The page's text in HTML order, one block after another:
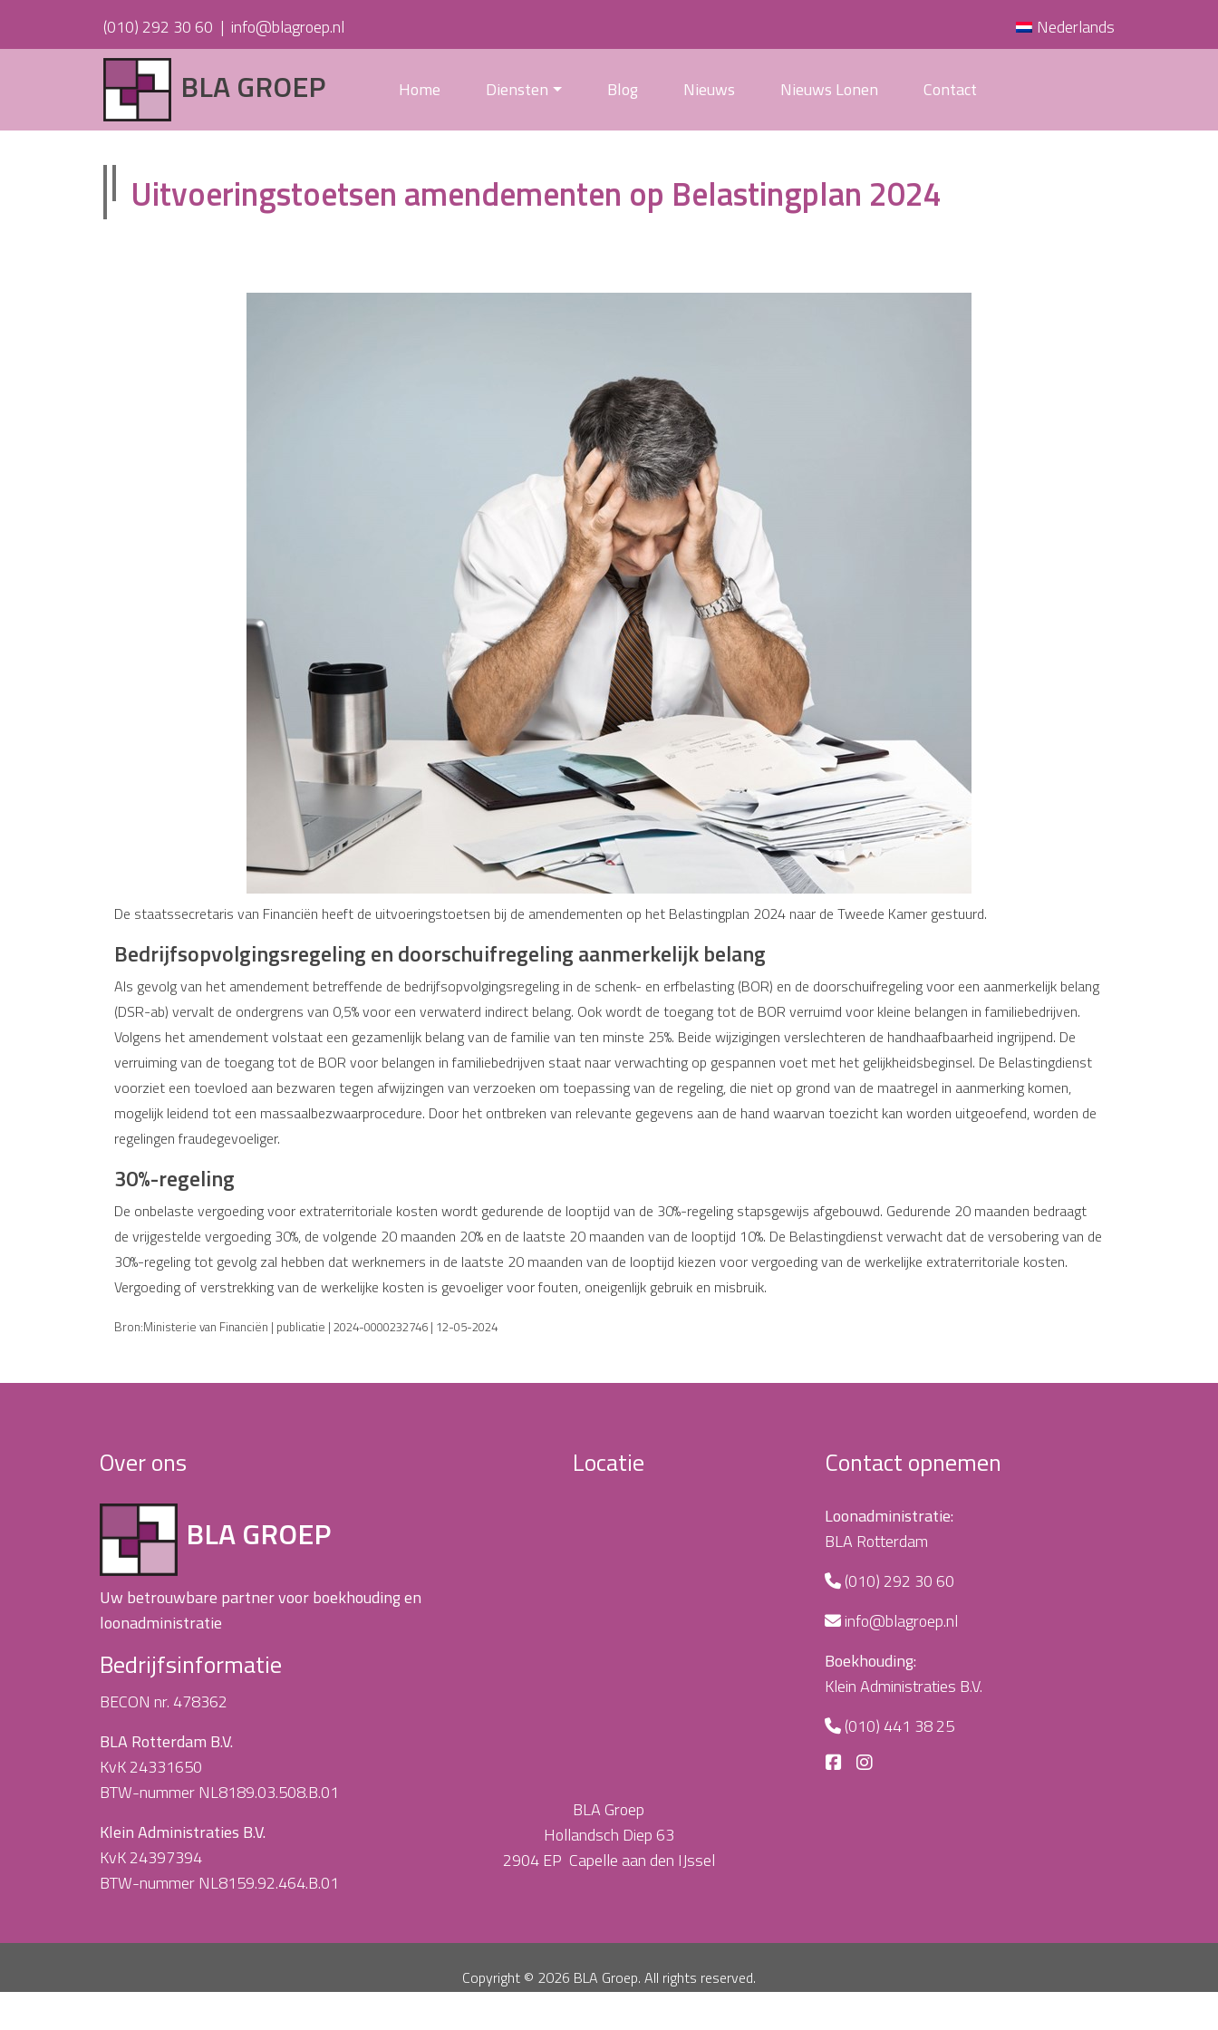
(010) 292 30 60 | info@blagroep.nl Nederlands
BLA GROEP Home Diensten Blog Nieuws Nieuws Lonen Contact
Uitvoeringstoetsen amendementen op Belastingplan 2024
De staatssecretaris van Financiën heeft de uitvoeringstoetsen bij de amendementen op het Belastingplan 2024 naar de Tweede Kamer gestuurd.
Bedrijfsopvolgingsregeling en doorschuifregeling aanmerkelijk belang
Als gevolg van het amendement betreffende de bedrijfsopvolgingsregeling in de schenk- en erfbelasting (BOR) en de doorschuifregeling voor een aanmerkelijk belang
(DSR-ab) vervalt de ondergrens van 0,5% voor een verwaterd indirect belang. Ook wordt de toegang tot de BOR verruimd voor kleine belangen in familiebedrijven.
Volgens het amendement volstaat een gezamenlijk belang van de familie van ten minste 25%. Beide wijzigingen verslechteren de handhaafbaarheid ingrijpend. De
verruiming van de toegang tot de BOR voor belangen in familiebedrijven staat naar verwachting op gespannen voet met het gelijkheidsbeginsel. De Belastingdienst
voorziet een toevloed aan bezwaren tegen afwijzingen van verzoeken om toepassing van de regeling, die niet op grond van de maatregel in aanmerking komen,
mogelijk leidend tot een massaalbezwaarprocedure. Door het ontbreken van relevante gegevens aan de hand waarvan toezicht kan worden uitgeoefend, worden de
regelingen fraudegevoeliger.
30%-regeling
De onbelaste vergoeding voor extraterritoriale kosten wordt gedurende de looptijd van de 30%-regeling stapsgewijs afgebouwd. Gedurende 20 maanden bedraagt
de vrijgestelde vergoeding 30%, de volgende 20 maanden 20% en de laatste 20 maanden van de looptijd 10%. De Belastingdienst verwacht dat de versobering van de
30%-regeling tot gevolg zal hebben dat werknemers in de laatste 20 maanden van de looptijd kiezen voor vergoeding van de werkelijke extraterritoriale kosten.
Vergoeding of verstrekking van de werkelijke kosten is gevoeliger voor fouten, oneigenlijk gebruik en misbruik.
Bron:Ministerie van Financiën | publicatie | 2024-0000232746 | 12-05-2024
Over ons
BLA GROEP
Uw betrouwbare partner voor boekhouding en
loonadministratie
Bedrijfsinformatie
BECON nr. 478362
BLA Rotterdam B.V.
KvK 24331650
BTW-nummer NL8189.03.508.B.01
Klein Administraties B.V.
KvK 24397394
BTW-nummer NL8159.92.464.B.01
Locatie
BLA Groep
Hollandsch Diep 63
2904 EP Capelle aan den IJssel
Contact opnemen
Loonadministratie:
BLA Rotterdam
(010) 292 30 60
info@blagroep.nl
Boekhouding:
Klein Administraties B.V.
(010) 441 38 25
Copyright © 2026 BLA Groep. All rights reserved.